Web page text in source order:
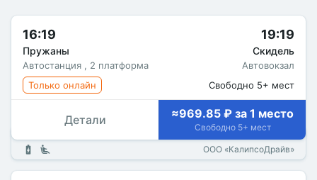
16:19
Пружаны
Автостанция , 2 платформа
19:19
Скидель
Автовокзал
Только онлайн
Свободно 5+ мест
Детали ≈969.85 ₽ за 1 место
Свободно 5+ мест
ООО «КалипсоДрайв»